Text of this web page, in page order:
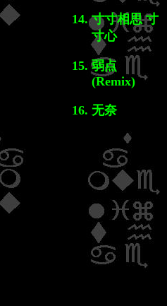
寸寸相思 寸
寸心
弱点
(Remix)
无奈